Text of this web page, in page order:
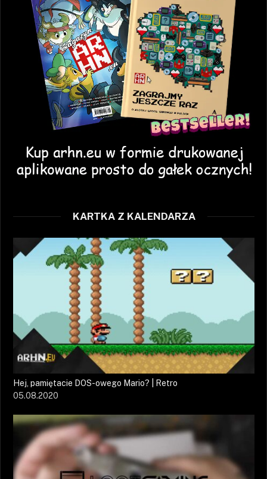
KARTKA Z KALENDARZA
Hej, pamiętacie DOS-owego Mario? | Retro
05.08.2020